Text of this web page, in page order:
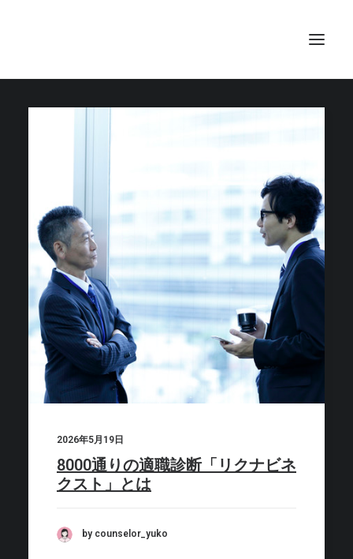
2026年5月19日
8000通りの適職診断「リクナビネ
クスト」とは
by counselor_yuko